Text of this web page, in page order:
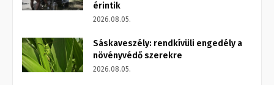
érintik
2026.08.05.
Sáskaveszély: rendkívüli engedély a
növényvédő szerekre
2026.08.05.